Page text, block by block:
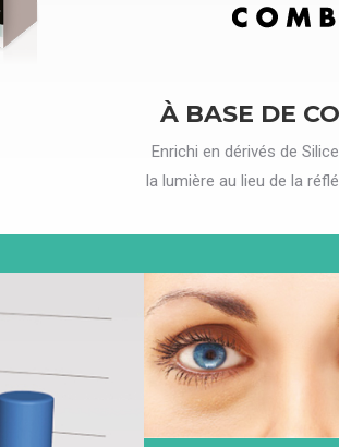
À BASE DE
Enrichi en dérivés de
la lumière au lieu de la